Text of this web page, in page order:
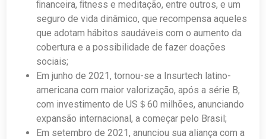
ﬁnanceira, ﬁtness e meditação, entre outros, e um
seguro de vida dinâmico, que recompensa aqueles
que adotam hábitos saudáveis com o aumento da
cobertura e a possibilidade de fazer doações
sociais;
Em junho de 2021, tornou-se a Insurtech latino-
americana com maior valorização, após a série B,
com investimento de US＄60 milhões, anunciando
expansão internacional, a começar pelo Brasil;
Em setembro de 2021, anunciou sua aliança com a